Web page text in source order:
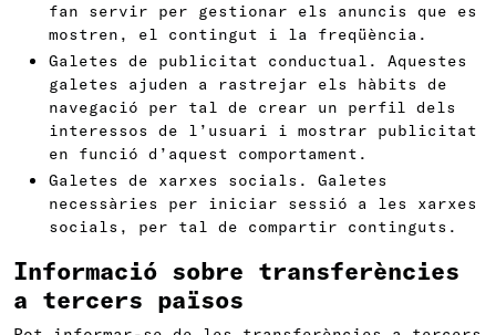
fan servir per gestionar els anuncis que es
mostren, el contingut i la freqüència.
Galetes de publicitat conductual. Aquestes
galetes ajuden a rastrejar els hàbits de
navegació per tal de crear un perfil dels
interessos de l’usuari i mostrar publicitat
en funció d’aquest comportament.
Galetes de xarxes socials. Galetes
necessàries per iniciar sessió a les xarxes
socials, per tal de compartir continguts.
Informació sobre transferències
a tercers països